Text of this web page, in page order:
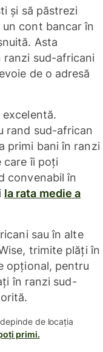
și să păstrezi
un cont bancar în
Asta
ranzi sud-africani
de o adresă
rand sud-african
primi bani în ranzi
care îi poți
convenabil în
la rata medie a
sau în alte
trimite plăți în
opțional, pentru
în ranzi sud-
de locația
primi.